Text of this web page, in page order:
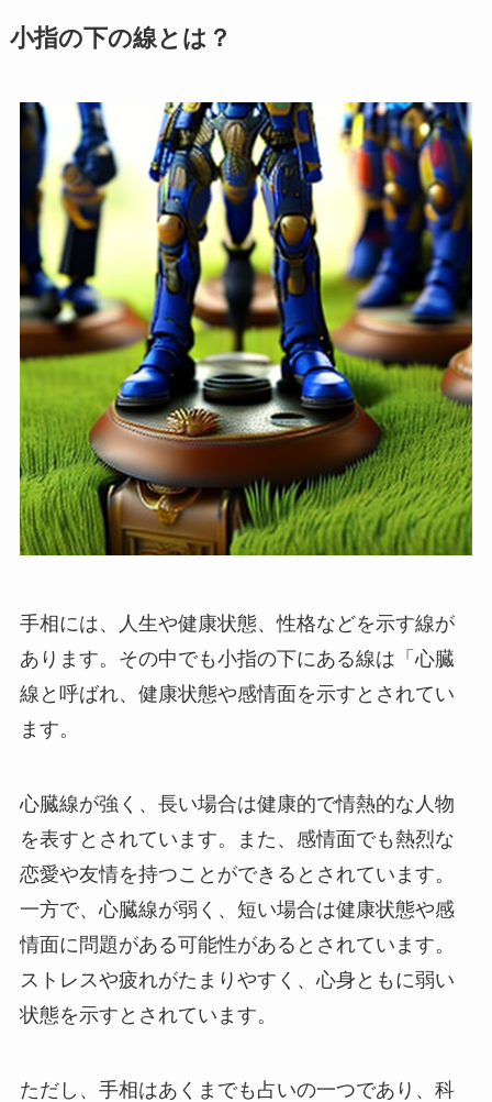
小指の下の線とは？
手相には、人生や健康状態、性格などを示す線が
あります。その中でも小指の下にある線は「心臓
線と呼ばれ、健康状態や感情面を示すとされてい
ます。
心臓線が強く、長い場合は健康的で情熱的な人物
を表すとされています。また、感情面でも熱烈な
恋愛や友情を持つことができるとされています。
一方で、心臓線が弱く、短い場合は健康状態や感
情面に問題がある可能性があるとされています。
ストレスや疲れがたまりやすく、心身ともに弱い
状態を示すとされています。
ただし、手相はあくまでも占いの一つであり、科